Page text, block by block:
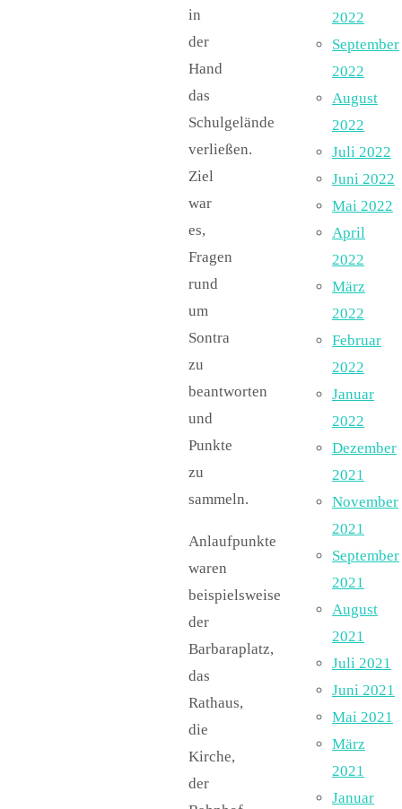
in
der
Hand
das
Schulgelände
verließen.
Ziel
war
es,
Fragen
rund
um
Sontra
zu
beantworten
und
Punkte
zu
sammeln.
Anlaufpunkte
waren
beispielsweise
der
Barbaraplatz,
das
Rathaus,
die
Kirche,
der
2022
September
2022
August
2022
Juli 2022
Juni 2022
Mai 2022
April
2022
März
2022
Februar
2022
Januar
2022
Dezember
2021
November
2021
September
2021
August
2021
Juli 2021
Juni 2021
Mai 2021
März
2021
Januar